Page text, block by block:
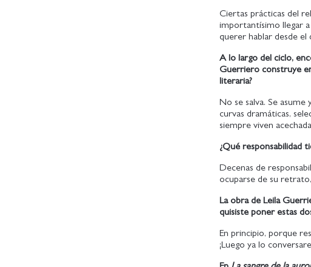
Ciertas prácticas del
importantísimo llegar
querer hablar desde el
A lo largo del ciclo,
Guerriero construye
literaria?
No se salva. Se asume
curvas dramáticas,
siempre viven
¿Qué responsabilidad
Decenas de
ocuparse de su
La obra de Leila
quisiste poner estas
En principio, porque
¡Luego ya lo